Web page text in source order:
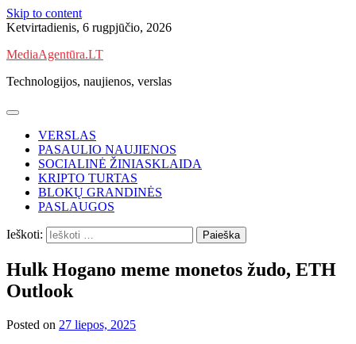
Skip to content
Ketvirtadienis, 6 rugpjūčio, 2026
MediaAgentūra.LT
Technologijos, naujienos, verslas
VERSLAS
PASAULIO NAUJIENOS
SOCIALINĖ ŽINIASKLAIDA
KRIPTO TURTAS
BLOKŲ GRANDINĖS
PASLAUGOS
Ieškoti:
Hulk Hogano meme monetos žudo, ETH
Outlook
Posted on 27 liepos, 2025